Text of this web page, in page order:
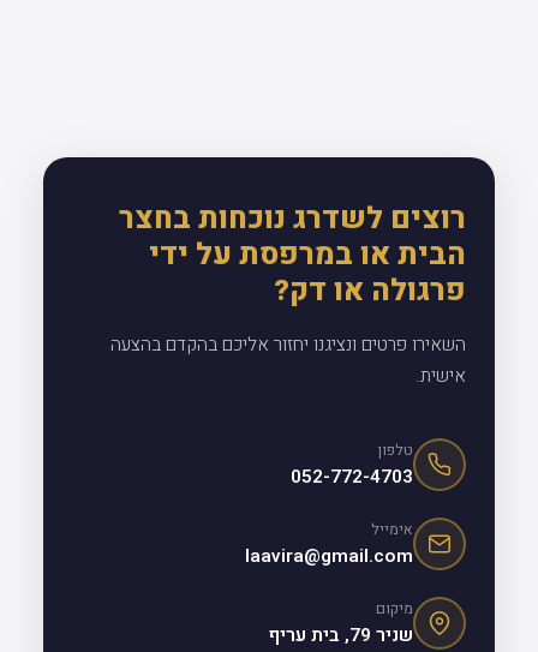
רוצים לשדרג נוכחות בחצר
הבית או במרפסת על ידי
פרגולה או דק?
השאירו פרטים ונציגנו יחזור אליכם בהקדם בהצעה
אישית.
טלפון
052-772-4703
אימייל
laavira@gmail.com
מיקום
שניר 79, בית עריף